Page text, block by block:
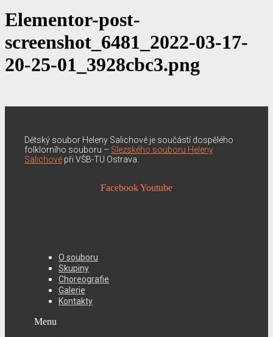
Elementor-post-
screenshot_6481_2022-03-17-
20-25-01_3928cbc3.png
Dětský soubor Heleny Salichové je součástí dospělého
folklorního souboru – Slezského souboru Heleny
Salichové při VŠB-TU Ostrava.
FacebookYoutube
O souboru
Skupiny
Choreografie
Galerie
Kontakty
Menu